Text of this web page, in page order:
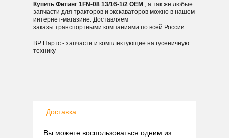
Купить Фитинг 1FN-08 13/16-1/2 OEM , а так же любые
запчасти для тракторов и экскаваторов можно в нашем
интернет-магазине. Доставляем
заказы транспортными компаниями по всей России.
ВР Партс - запчасти и комплектующие на гусеничную
технику
Доставка
Вы можете воспользоваться одним из